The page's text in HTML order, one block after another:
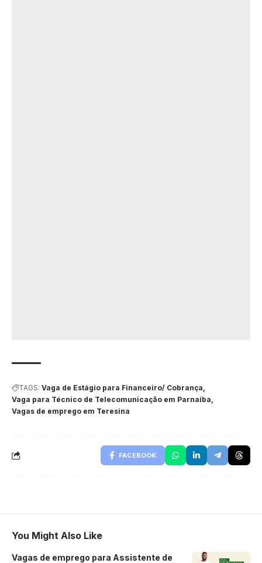
TAGS: Vaga de Estágio para Financeiro/ Cobrança
Vaga para Técnico de Telecomunicação em Parnaíba
Vagas de emprego em Teresina
FACEBOOK
You Might Also Like
Vagas de emprego para Assistente de